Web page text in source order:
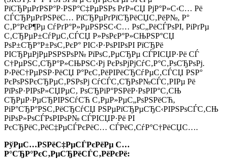
РїСЂРµРґРЅР°Р·РЅР°С‡РµРЅРѕ РґР»СЏ РјР°Р»С‹С… Рё
СЃСЂРµРґРЅРёС… РїСЂРµРґРїСЂРёСЏС‚РёР№, Р°
С‚Р°РєР¶Рµ СѓРґР°Р»РµРЅРЅС‹С… РѕС„РёСЃРѕРІ, РіРґРµ
С‚СЂРµР±СѓРµС‚СЃСЏ Р»РѕРєР°Р»СЊРЅР°СЏ
РѕР±СЂР°Р±РѕС‚РєР° РІС‹Р·РѕРІРѕРІ РїСЂРё
РІСЂРµРјРµРЅРЅРѕР№ РїРѕС‚РµСЂРµ СЃРІСЏР·Рё СЃ
С†РµРЅС‚СЂР°Р»СЊРЅС‹Рј РєРѕРјРјСѓС‚Р°С‚РѕСЂРѕРј.
Р›РёС†РµРЅР·РёСЏ Р°РєС‚РёРІРёСЂСѓРµС‚СЃСЏ РЅР°
РєРѕРЅРєСЂРµС‚РЅРѕРј СѓСЃС‚СЂРѕР№СЃС‚РІРµ Рё
РїРѕР·РІРѕР»СЏРµС‚ РѕСЂРіР°РЅРёР·РѕРІР°С‚СЊ
СЂРµР·РµСЂРІРЅСѓСЋ С‚РµР»РµС„РѕРЅРёСЋ,
РіР°СЂР°РЅС‚РёСЂСѓСЏ РЅРµРїСЂРµСЂС‹РІРЅРѕСЃС‚СЊ
РіРѕР»РѕСЃРѕРІРѕР№ СЃРІСЏР·Рё РІ
РєСЂРёС‚РёС‡РµСЃРєРёС… СЃРёС‚СѓР°С†РёСЏС….
РўРµС…РЅРёС‡РµСЃРєРёРµ С…
Р°СЂР°РєС‚РµСЂРёСЃС‚РёРєРё: